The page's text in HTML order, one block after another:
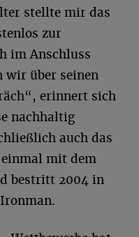
stellte mir das
zur
im Anschluss
wir über seinen
erinnert sich
nachhaltig
auch das
mit dem
bestritt 2004 in